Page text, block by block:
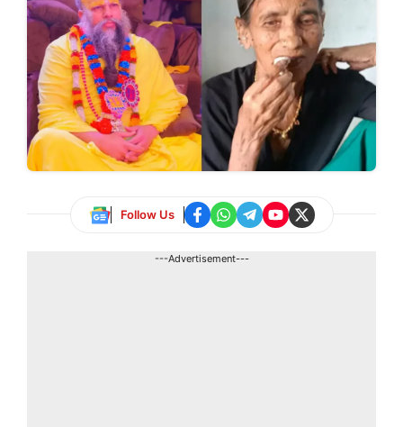
Follow Us
---Advertisement---